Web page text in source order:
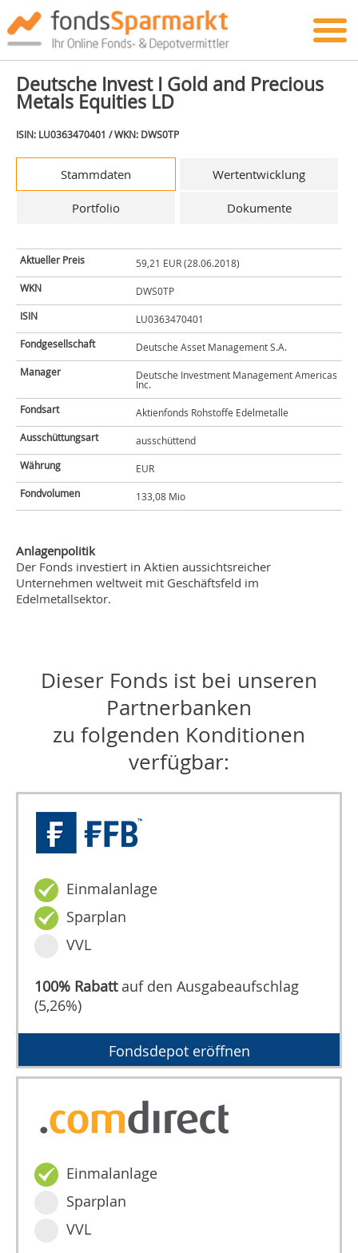
Deutsche Invest I Gold and Precious
Metals Equities LD
ISIN: LU0363470401 / WKN: DWS0TP
Stammdaten Wertentwicklung
Portfolio Dokumente
Aktueller Preis
59,21 EUR (28.06.2018)
WKN
DWS0TP
ISIN
LU0363470401
Fondgesellschaft
Deutsche Asset Management S.A.
Manager
Deutsche Investment Management Americas
Inc.
Fondsart
Aktienfonds Rohstoffe Edelmetalle
Ausschüttungsart
ausschüttend
Währung
EUR
Fondvolumen
133,08 Mio
Anlagenpolitik
Der Fonds investiert in Aktien aussichtsreicher
Unternehmen weltweit mit Geschäftsfeld im
Edelmetallsektor.
Dieser Fonds ist bei unseren
Partnerbanken
zu folgenden Konditionen
verfügbar:
Einmalanlage
Sparplan
VVL
100% Rabattauf den Ausgabeaufschlag
(5,26%)
Fondsdepot eröffnen
Einmalanlage
Sparplan
VVL